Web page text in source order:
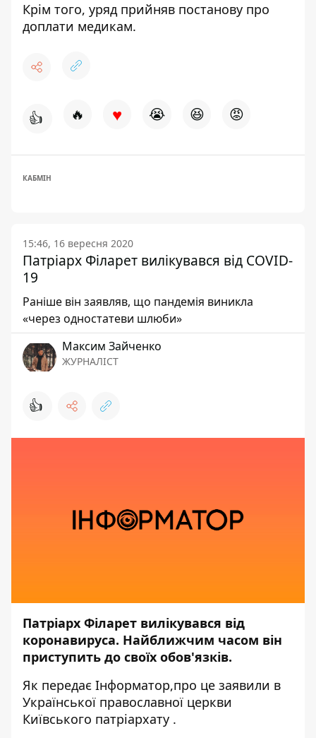
Крім того, уряд прийняв постанову про
доплати медикам.
👍 🔥 ♥ 😭 😆 😡
КАБМІН
15:46, 16 вересня 2020
Патріарх Філарет вилікувався від COVID-
19
Раніше він заявляв, що пандемія виникла
«через одностатеви шлюби»
Максим Зайченко
ЖУРНАЛІСТ
👍
Патріарх Філарет вилікувався від
коронавируса. Найближчим часом він
приступить до своїх обов'язків.
Як передає Інформатор,про це заявили в
Української православної церкви
Київського патріархату .